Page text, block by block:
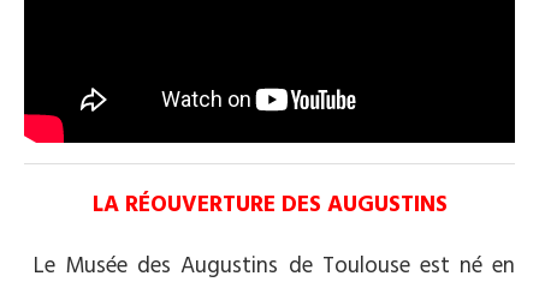
LA RÉOUVERTURE DES AUGUSTINS
Le Musée des Augustins de Toulouse est né en